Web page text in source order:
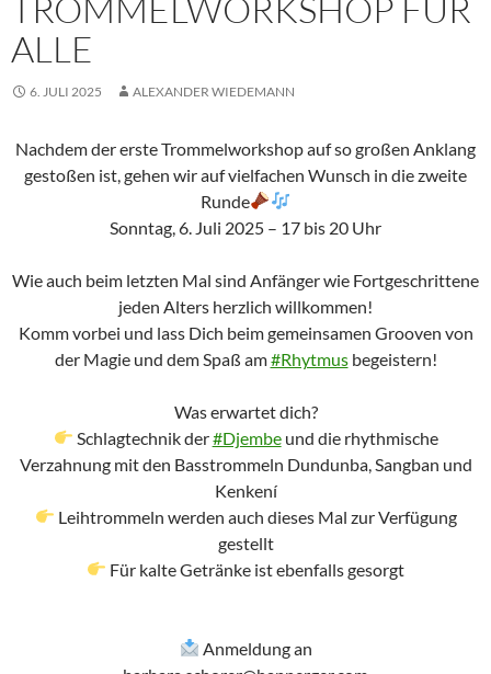
ALLE
6. JULI 2025 ALEXANDER WIEDEMANN
Nachdem der erste Trommelworkshop auf so großen Anklang
gestoßen ist, gehen wir auf vielfachen Wunsch in die zweite
Runde
Sonntag, 6. Juli 2025 – 17 bis 20 Uhr
Wie auch beim letzten Mal sind Anfänger wie Fortgeschrittene
jeden Alters herzlich willkommen!
Komm vorbei und lass Dich beim gemeinsamen Grooven von
der Magie und dem Spaß am#Rhytmusbegeistern!
Was erwartet dich?
Schlagtechnik der#Djembeund die rhythmische
Verzahnung mit den Basstrommeln Dundunba, Sangban und
Kenkení
Leihtrommeln werden auch dieses Mal zur Verfügung
gestellt
Für kalte Getränke ist ebenfalls gesorgt
Anmeldung an